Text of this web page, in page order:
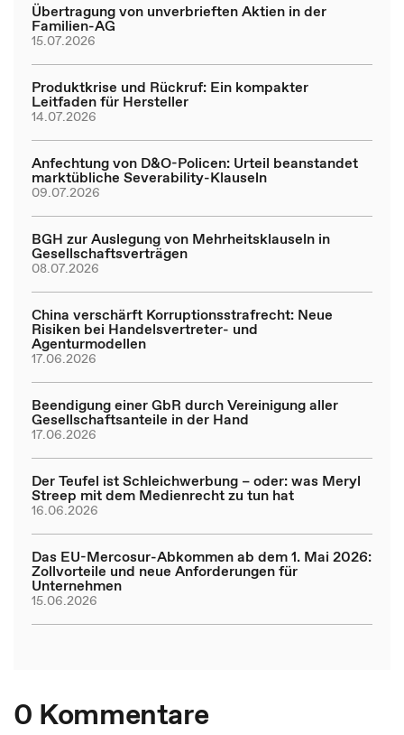
Übertragung von unverbrieften Aktien in der
Familien-AG
15.07.2026
Produktkrise und Rückruf: Ein kompakter
Leitfaden für Hersteller
14.07.2026
Anfechtung von D&O-Policen: Urteil beanstandet
marktübliche Severability-Klauseln
09.07.2026
BGH zur Auslegung von Mehrheitsklauseln in
Gesellschaftsverträgen
08.07.2026
China verschärft Korruptionsstrafrecht: Neue
Risiken bei Handelsvertreter- und
Agenturmodellen
17.06.2026
Beendigung einer GbR durch Vereinigung aller
Gesellschaftsanteile in der Hand
17.06.2026
Der Teufel ist Schleichwerbung – oder: was Meryl
Streep mit dem Medienrecht zu tun hat
16.06.2026
Das EU-Mercosur-Abkommen ab dem 1. Mai 2026:
Zollvorteile und neue Anforderungen für
Unternehmen
15.06.2026
0 Kommentare